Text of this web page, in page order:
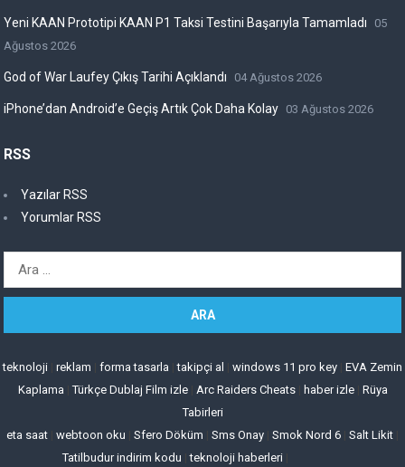
Yeni KAAN Prototipi KAAN P1 Taksi Testini Başarıyla Tamamladı
05
Ağustos 2026
God of War Laufey Çıkış Tarihi Açıklandı 04 Ağustos 2026
iPhone’dan Android’e Geçiş Artık Çok Daha Kolay 03 Ağustos 2026
RSS
Yazılar RSS
Yorumlar RSS
Arama:
teknoloji reklam forma tasarla |takipçi al windows 11 pro key EVA Zemin
Kaplama |Türkçe Dublaj Film izle| Arc Raiders Cheats| haber izle| Rüya
Tabirleri
eta saat webtoon oku Sfero Döküm Sms Onay Smok Nord 6 Salt Likit
Tatilbudur indirim kodu |teknoloji haberleri|